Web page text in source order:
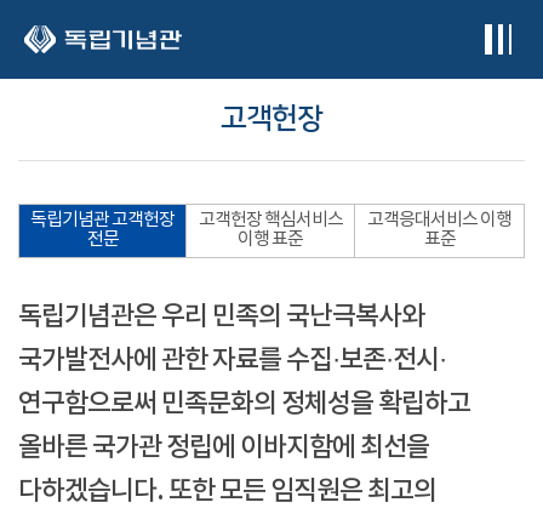
고객헌장
독립기념관 고객헌장
전문
고객헌장 핵심서비스
이행 표준
고객응대서비스 이행
표준
독립기념관은 우리 민족의 국난극복사와
국가발전사에 관한 자료를 수집·보존·전시·
연구함으로써 민족문화의 정체성을 확립하고
올바른 국가관 정립에 이바지함에 최선을
다하겠습니다. 또한 모든 임직원은 최고의